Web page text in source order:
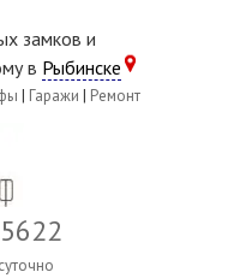
замков и
в Рыбинске
| Гаражи | Ремонт